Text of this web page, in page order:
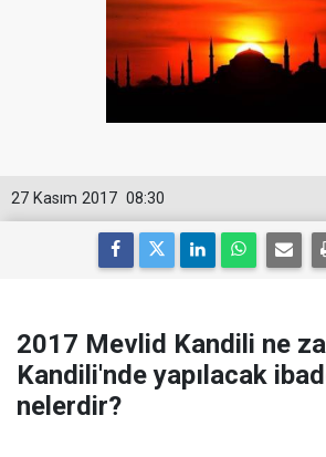
08:30
27 Kasım 2017
2017 Mevlid Kandili ne
Kandili'nde yapılacak
nelerdir?